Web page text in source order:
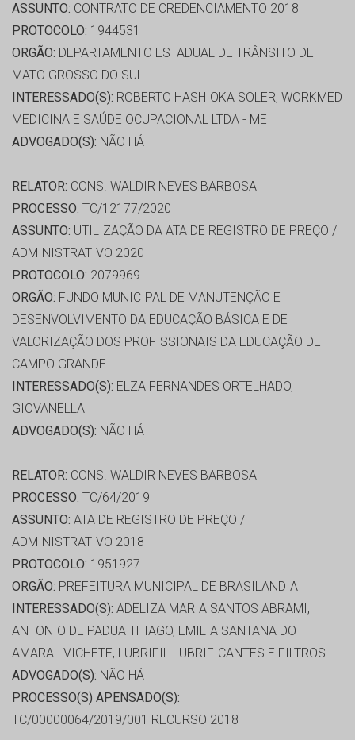
ASSUNTO: CONTRATO DE CREDENCIAMENTO 2018
PROTOCOLO: 1944531
ORGÃO: DEPARTAMENTO ESTADUAL DE TRÂNSITO DE
MATO GROSSO DO SUL
INTERESSADO(S): ROBERTO HASHIOKA SOLER, WORKMED
MEDICINA E SAÚDE OCUPACIONAL LTDA - ME
ADVOGADO(S): NÃO HÁ
RELATOR: CONS. WALDIR NEVES BARBOSA
PROCESSO: TC/12177/2020
ASSUNTO: UTILIZAÇÃO DA ATA DE REGISTRO DE PREÇO /
ADMINISTRATIVO 2020
PROTOCOLO: 2079969
ORGÃO: FUNDO MUNICIPAL DE MANUTENÇÃO E
DESENVOLVIMENTO DA EDUCAÇÃO BÁSICA E DE
VALORIZAÇÃO DOS PROFISSIONAIS DA EDUCAÇÃO DE
CAMPO GRANDE
INTERESSADO(S): ELZA FERNANDES ORTELHADO,
GIOVANELLA
ADVOGADO(S): NÃO HÁ
RELATOR: CONS. WALDIR NEVES BARBOSA
PROCESSO: TC/64/2019
ASSUNTO: ATA DE REGISTRO DE PREÇO /
ADMINISTRATIVO 2018
PROTOCOLO: 1951927
ORGÃO: PREFEITURA MUNICIPAL DE BRASILANDIA
INTERESSADO(S): ADELIZA MARIA SANTOS ABRAMI,
ANTONIO DE PADUA THIAGO, EMILIA SANTANA DO
AMARAL VICHETE, LUBRIFIL LUBRIFICANTES E FILTROS
ADVOGADO(S): NÃO HÁ
PROCESSO(S) APENSADO(S):
TC/00000064/2019/001 RECURSO 2018